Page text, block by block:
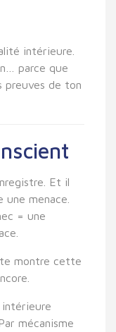
intérieure.
parce que
preuves de ton
Et il
menace.
= une
montre cette
mécanisme